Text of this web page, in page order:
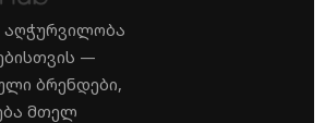
—
ბრენდები,
მთელ